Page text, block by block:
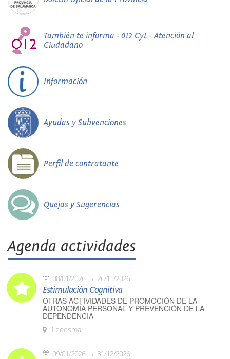
También te informa - 012 CyL - Atención al
Ciudadano
Información
Ayudas y Subvenciones
Perfil de contratante
Quejas y Sugerencias
Agenda actividades
08/01/2026 26/11/2026
Estimulación Cognitiva
OTRAS ACTIVIDADES DE PROMOCIÓN DE LA
AUTONOMÍA PERSONAL Y PREVENCIÓN DE LA
DEPENDENCIA
Ledesma
09/01/2026 31/12/2026